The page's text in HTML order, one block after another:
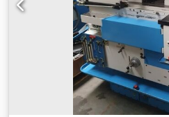
1200 mm de longitud y 12 mm